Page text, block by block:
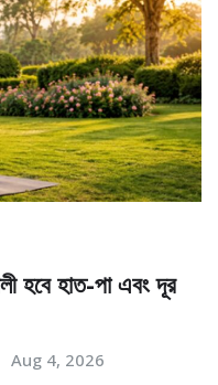
হবে হাত-পা এবং দূর
Aug 4, 2026